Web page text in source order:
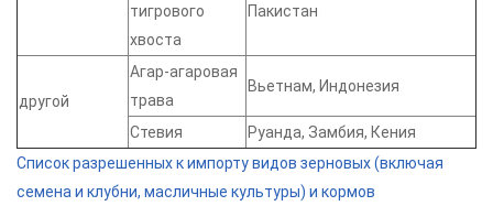
тигрового
хвоста
Пакистан
другой
Агар-агаровая
трава
Вьетнам, Индонезия
Стевия
Руанда, Замбия, Кения
Список разрешенных к импорту видов зерновых (включая
семена и клубни, масличные культуры) и кормов